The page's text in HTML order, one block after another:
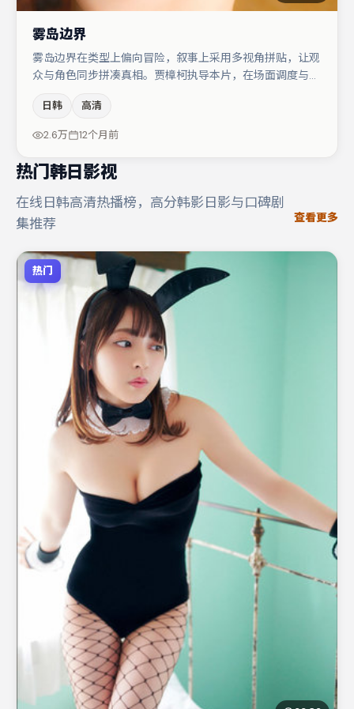
雾岛边界
雾岛边界在类型上偏向冒险，叙事上采用多视角拼贴，让观
众与角色同步拼凑真相。贾樟柯执导本片，在场面调度与表
中承担叙事驱动，金高银、文淇分别提供反差与喜剧/悬疑
调剂（视场次而定）。整体完成度较高，适合周末一口气追
日韩 高清
2.6万 12个月前
热门韩日影视
在线日韩高清热播榜，高分韩影日影与口碑剧
集推荐
查看更多
热门